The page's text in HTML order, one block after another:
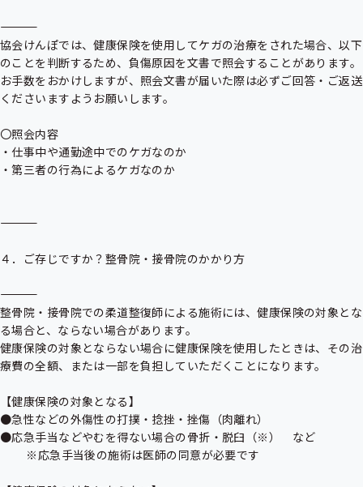
――――――――――――――――――――――――――――――――――――――
協会けんぽでは、健康保険を使用してケガの治療をされた場合、以下
のことを判断するため、負傷原因を文書で照会することがあります。
お手数をおかけしますが、照会文書が届いた際は必ずご回答・ご返送
くださいますようお願いします。
〇照会内容
・仕事中や通勤途中でのケガなのか
・第三者の行為によるケガなのか
――――――――――――――――――――――――――――――――――――――
４．ご存じですか？整骨院・接骨院のかかり方
――――――――――――――――――――――――――――――――――――――
整骨院・接骨院での柔道整復師による施術には、健康保険の対象とな
る場合と、ならない場合があります。
健康保険の対象とならない場合に健康保険を使用したときは、その治
療費の全額、または一部を負担していただくことになります。
【健康保険の対象となる】
●急性などの外傷性の打撲・捻挫・挫傷（肉離れ）
●応急手当などやむを得ない場合の骨折・脱臼（※）　など
※応急手当後の施術は医師の同意が必要です